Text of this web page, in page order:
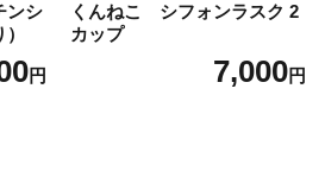
ンシ
円
くんねこ シフォンラスク 2
カップ
7,000円